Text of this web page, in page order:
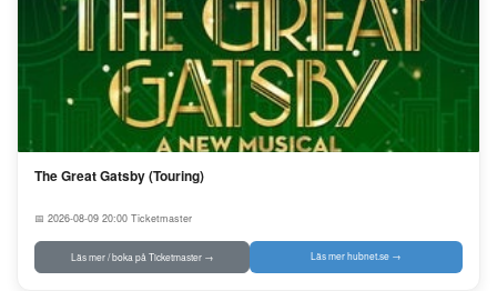
The Great Gatsby (Touring)
📅 2026-08-09 20:00 Ticketmaster
Läs mer / boka på Ticketmaster → Läs mer hubnet.se →